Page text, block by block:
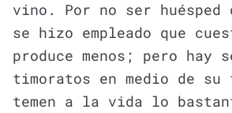
vino. Por no ser huésped
se hizo empleado que
produce menos; pero hay
timoratos en medio de su
temen a la vida lo